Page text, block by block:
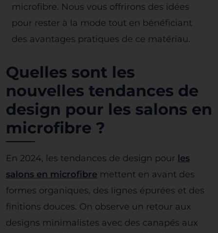
microfibre. Nous vous offrirons des idées
pour rester à la mode tout en bénéficiant
des avantages pratiques de ce matériau.
Quelles sont les
nouvelles tendances de
design pour les salons en
microfibre ?
En 2024, les tendances de design pour les
salons en microfibre mettent en avant des
formes organiques, des lignes épurées et des
finitions douces. On observe un retour aux
designs minimalistes avec des canapés aux